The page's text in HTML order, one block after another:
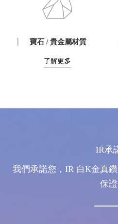
寶石 / 貴金屬材質
了解更多
IR承
我們承諾您，IR 白K金真
保證